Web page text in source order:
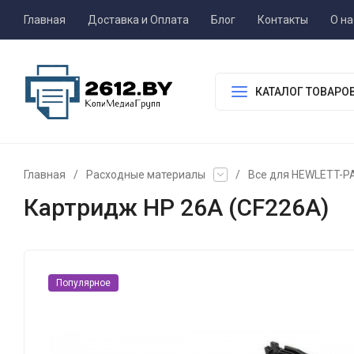
Главная Доставка и Оплата Блог Контакты О
КАТАЛОГ
Главная / Расходные материалы / Все для HEWLETT-
Картридж HP 26A (CF226A)
Популярное